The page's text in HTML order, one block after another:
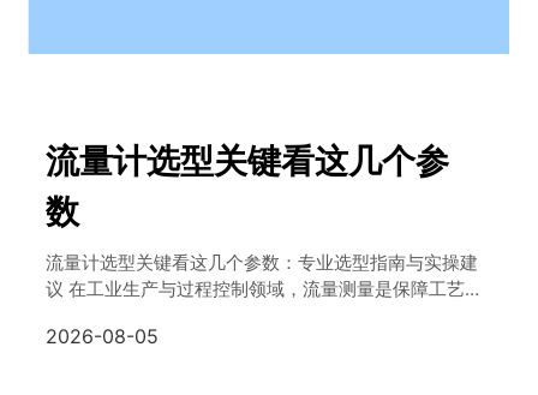
流量计选型关键看这几个参
数
流量计选型关键看这几个参数：专业选型指南与实操建
议 在工业生产与过程控制领域，流量测量是保障工艺稳
示，超过60%的流量测量问题源于前期的选型失误——
2026-08-05